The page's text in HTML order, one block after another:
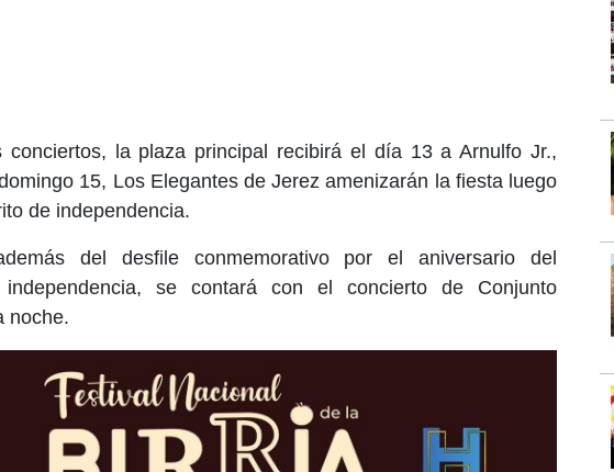
conciertos, la plaza principal recibirá el día 13 a Arnulfo Jr.,
15, Los Elegantes de Jerez amenizarán la fiesta luego
de independencia.
del desfile conmemorativo por el aniversario del
independencia, se contará con el concierto de Conjunto
noche.